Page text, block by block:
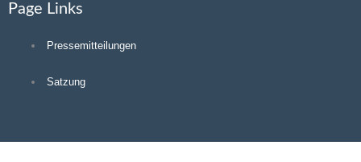
Page Links
Pressemitteilungen
Satzung